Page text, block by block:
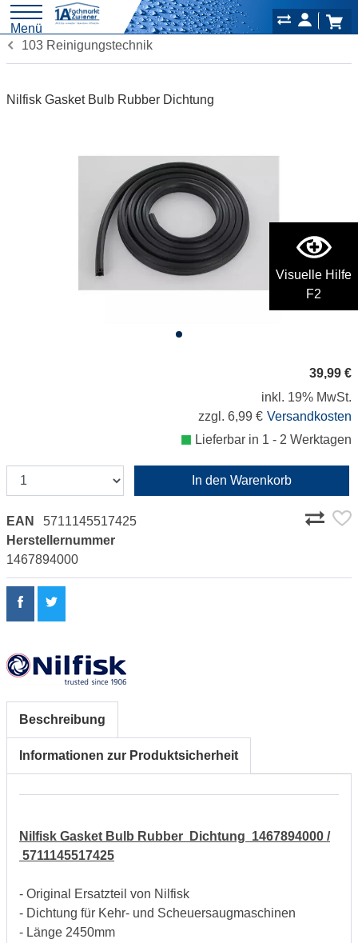
Visuelle Hilfe
F2
Menü
103 Reinigungstechnik
Nilfisk Gasket Bulb Rubber Dichtung
39,99 €
inkl. 19% MwSt.
zzgl. 6,99 € Versandkosten
Lieferbar in 1 - 2 Werktagen
In den Warenkorb
EAN
5711145517425
Herstellernummer
1467894000
Beschreibung
Informationen zur Produktsicherheit
Nilfisk Gasket Bulb Rubber Dichtung 1467894000 /
5711145517425
- Original Ersatzteil von Nilfisk
- Dichtung für Kehr- und Scheuersaugmaschinen
- Länge 2450mm